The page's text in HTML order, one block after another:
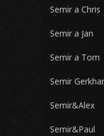
Semir a Chris
Semir a Jan
Semir a Tom
Semir
Semir&Alex
Semir&Paul